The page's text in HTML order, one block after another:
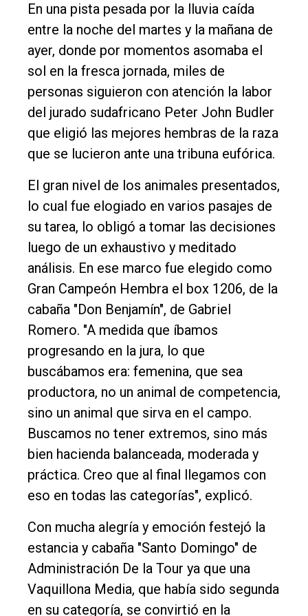
Rural
Deportes
Fúnebres
Edición
Empresa
Nosotros
Contacto
En una pista pesada por la lluvia caída
entre la noche del martes y la mañana de
ayer, donde por momentos asomaba el
sol en la fresca jornada, miles de
personas siguieron con atención la labor
del jurado sudafricano Peter John Budler
que eligió las mejores hembras de la raza
que se lucieron ante una tribuna eufórica.
El gran nivel de los animales presentados,
lo cual fue elogiado en varios pasajes de
su tarea, lo obligó a tomar las decisiones
luego de un exhaustivo y meditado
análisis. En ese marco fue elegido como
Gran Campeón Hembra el box 1206, de la
cabaña "Don Benjamín", de Gabriel
Romero. "A medida que íbamos
progresando en la jura, lo que
buscábamos era: femenina, que sea
productora, no un animal de competencia,
sino un animal que sirva en el campo.
Buscamos no tener extremos, sino más
bien hacienda balanceada, moderada y
práctica. Creo que al final llegamos con
eso en todas las categorías", explicó.
Con mucha alegría y emoción festejó la
estancia y cabaña "Santo Domingo" de
Administración De la Tour ya que una
Vaquillona Media, que había sido segunda
en su categoría, se convirtió en la